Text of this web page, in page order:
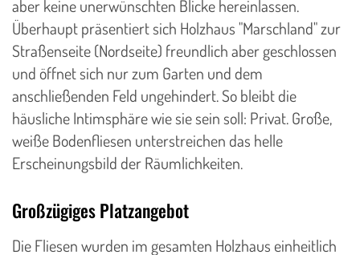
aber keine unerwünschten Blicke hereinlassen.
Überhaupt präsentiert sich Holzhaus "Marschland" zur
Straßenseite (Nordseite) freundlich aber geschlossen
und öffnet sich nur zum Garten und dem
anschließenden Feld ungehindert. So bleibt die
häusliche Intimsphäre wie sie sein soll: Privat. Große,
weiße Bodenfliesen unterstreichen das helle
Erscheinungsbild der Räumlichkeiten.
Großzügiges Platzangebot
Die Fliesen wurden im gesamten Holzhaus einheitlich